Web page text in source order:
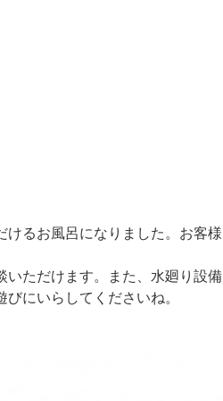
るお風呂になりました。お客様
いただけます。また、水廻り設備
にいらしてくださいね。